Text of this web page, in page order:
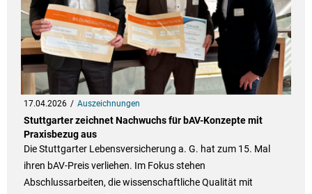
17.04.2026 Auszeichnungen
Stuttgarter zeichnet Nachwuchs für bAV-Konzepte mit
Praxisbezug aus
Die Stuttgarter Lebensversicherung a. G. hat zum 15. Mal
ihren bAV-Preis verliehen. Im Fokus stehen
Abschlussarbeiten, die wissenschaftliche Qualität mit